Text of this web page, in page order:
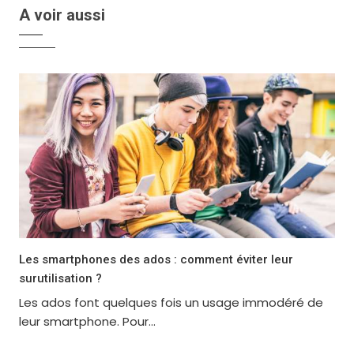
A voir aussi
Les smartphones des ados : comment éviter leur
surutilisation ?
Les ados font quelques fois un usage immodéré de
leur smartphone. Pour...